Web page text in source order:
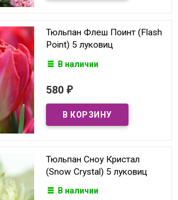
Тюльпан Флеш Поинт (Flash
Point) 5 луковиц
В наличии
580 ₽
Тюльпан Сноу Кристал
(Snow Crystal) 5 луковиц
В наличии